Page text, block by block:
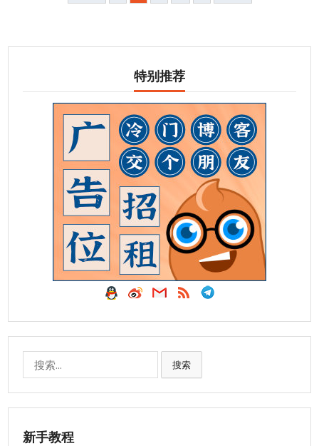
特别推荐
搜索
新手教程